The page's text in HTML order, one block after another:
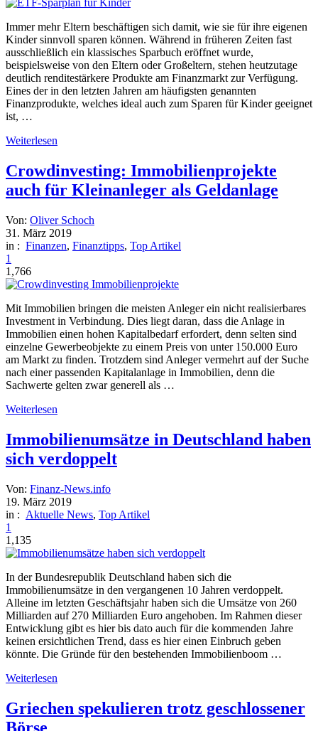
Immer mehr Eltern beschäftigen sich damit, wie sie für ihre eigenen
Kinder sinnvoll sparen können. Während in früheren Zeiten fast
ausschließlich ein klassisches Sparbuch eröffnet wurde,
beispielsweise von den Eltern oder Großeltern, stehen heutzutage
deutlich renditestärkere Produkte am Finanzmarkt zur Verfügung.
Eines der in den letzten Jahren am häufigsten genannten
Finanzprodukte, welches ideal auch zum Sparen für Kinder geeignet
ist, …
Weiterlesen
Crowdinvesting: Immobilienprojekte
auch für Kleinanleger als Geldanlage
Von: Oliver Schoch
31. März 2019
in : Finanzen, Finanztipps, Top Artikel
1
1,766
Mit Immobilien bringen die meisten Anleger ein nicht realisierbares
Investment in Verbindung. Dies liegt daran, dass die Anlage in
Immobilien einen hohen Kapitalbedarf erfordert, denn selten sind
einzelne Gewerbeobjekte zu einem Preis von unter 150.000 Euro
am Markt zu finden. Trotzdem sind Anleger vermehrt auf der Suche
nach einer passenden Kapitalanlage in Immobilien, denn die
Sachwerte gelten zwar generell als …
Weiterlesen
Immobilienumsätze in Deutschland haben
sich verdoppelt
Von: Finanz-News.info
19. März 2019
in : Aktuelle News, Top Artikel
1
1,135
In der Bundesrepublik Deutschland haben sich die
Immobilienumsätze in den vergangenen 10 Jahren verdoppelt.
Alleine im letzten Geschäftsjahr haben sich die Umsätze von 260
Milliarden auf 270 Milliarden Euro angehoben. Im Rahmen dieser
Entwicklung gibt es hier bis dato auch für die kommenden Jahre
keinen ersichtlichen Trend, dass es hier einen Einbruch geben
könnte. Die Gründe für den bestehenden Immobilienboom …
Weiterlesen
Griechen spekulieren trotz geschlossener